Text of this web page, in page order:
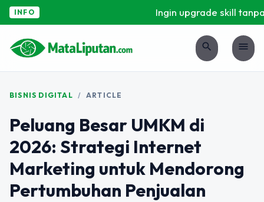
INFO Ingin upgrade skill tanpa
search menu
BISNIS DIGITAL / ARTICLE
Peluang Besar UMKM di
2026: Strategi Internet
Marketing untuk Mendorong
Pertumbuhan Penjualan